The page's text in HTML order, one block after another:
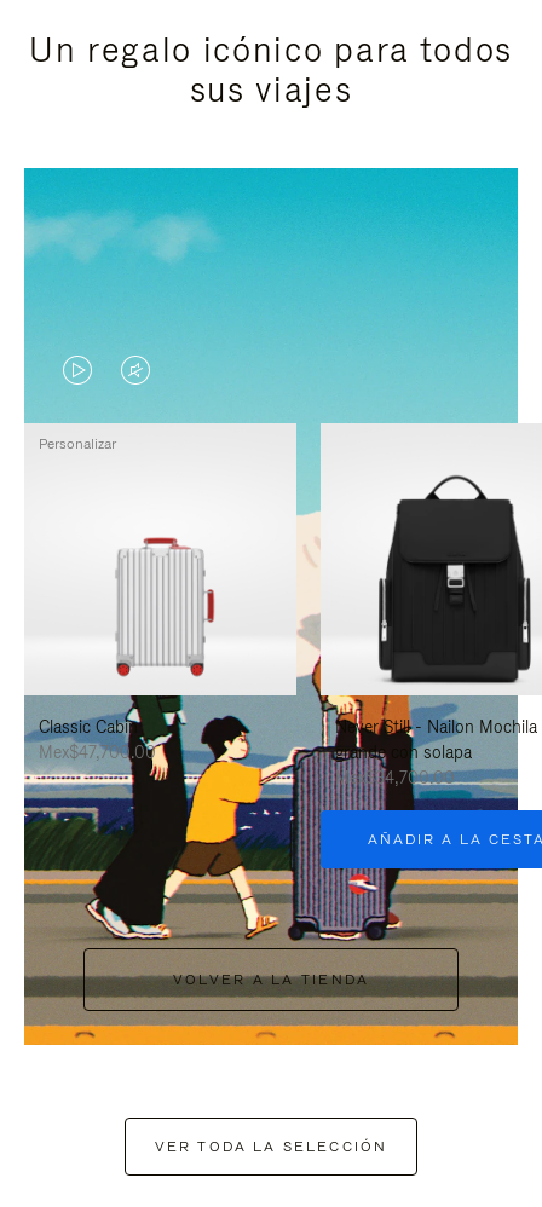
Un regalo icónico para todos
sus viajes
EL
VÍDEO
PAUSADO,
PARA
PAUSARLO.
EL
SONIDO
ESTÁ
DESACTIVADO:
PULSE
PARA
ACTIVARLO.
Classic Cabin
Mex$47,700.00
Personalizar
Never Still - Nailon Mochila
grande con solapa
Mex$34,700.00
AÑADIR A LA
VOLVER A LA TIENDA
VER TODA LA SELECCIÓN